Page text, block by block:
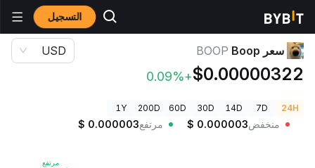
التسجيل أسعار العملات الرقمية
سعر Boop BOOP
$0.00000322
+0.09%
USD
24H
7D
14D
30D
60D
200D
1Y
منخفض $ 0.000003 مرتفع $ 0.000003